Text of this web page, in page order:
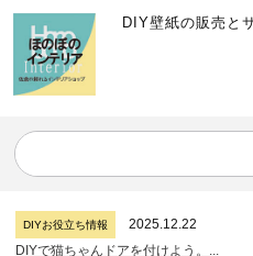
DIY壁紙の販売と
DIYお役立ち情報
サンゲツリザーブの壁紙について...
糊付け壁紙のポイントについて...
DIYお役立ち情報
2025.12.22
DIYお役立ち情報
2024.7.11
サンゲツリザーブの壁紙について...